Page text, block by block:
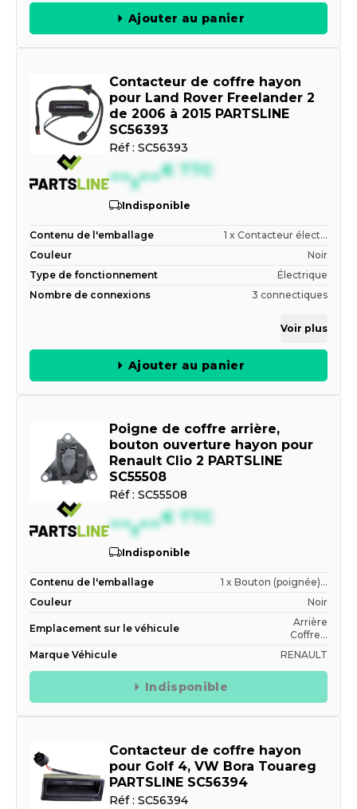
Ajouter au panier
Contacteur de coffre hayon
pour Land Rover Freelander 2
de 2006 à 2015 PARTSLINE
SC56393
Réf : SC56393
--,--€ TTC
Indisponible
Contenu de l'emballage
1 x Contacteur élect...
Couleur
Noir
Type de fonctionnement
Électrique
Nombre de connexions
3 connectiques
Voir plus
Ajouter au panier
Poigne de coffre arrière,
bouton ouverture hayon pour
Renault Clio 2 PARTSLINE
SC55508
Réf : SC55508
--,--€ TTC
Indisponible
Contenu de l'emballage
1 x Bouton (poignée)...
Couleur
Noir
Emplacement sur le véhicule
Arrière
Coffre...
Marque Véhicule
RENAULT
Indisponible
Contacteur de coffre hayon
pour Golf 4, VW Bora Touareg
PARTSLINE SC56394
Réf : SC56394